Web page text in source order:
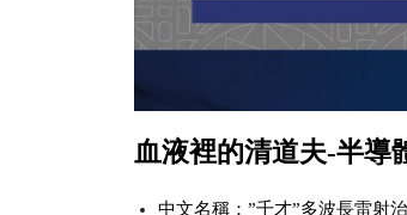
血液裡的清道夫-半導
中文名稱：”千才”多波長雷射